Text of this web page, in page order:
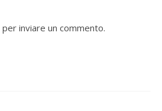
per inviare un commento.